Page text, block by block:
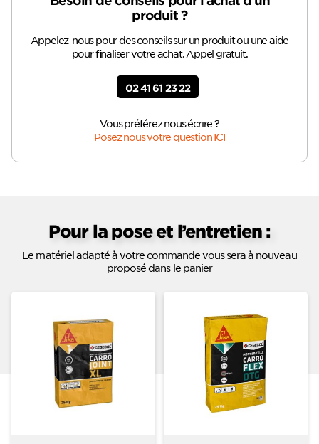
produit ?
Appelez-nous pour des conseils sur un produit ou une aide
pour finaliser votre achat. Appel gratuit.
02 41 61 23 22
Vous préférez nous écrire ?
Posez nous votre question ICI
Pour la pose et l’entretien :
Le matériel adapté à votre commande vous sera à nouveau
proposé dans le panier